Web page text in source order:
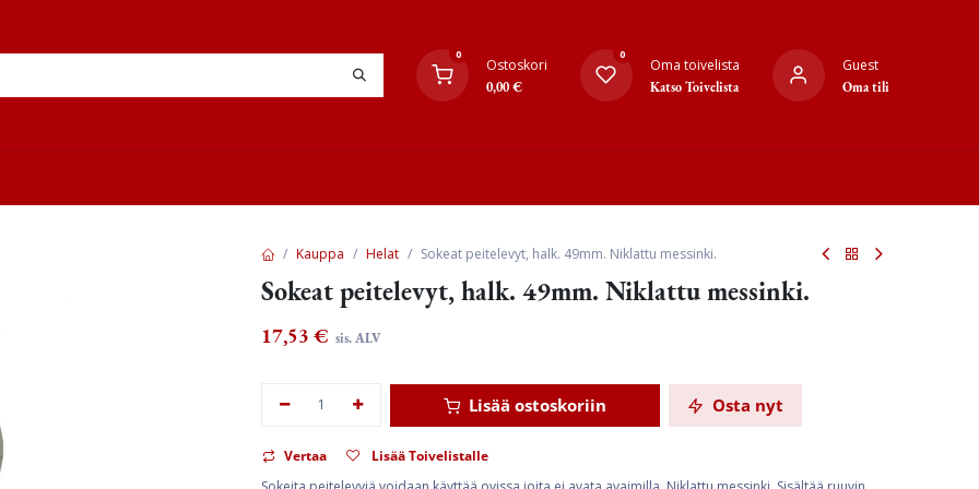
0
Ostoskori
0,00€
0
Oma toivelista
Katso Toivelista
Guest
Oma tili
Kauppa Helat Sokeat peitelevyt, halk. 49mm. Niklattu messinki.
Sokeat peitelevyt, halk. 49mm. Niklattu messinki.
17,53 € sis. ALV
Lisää ostoskoriin Osta nyt
Vertaa
Lisää Toivelistalle